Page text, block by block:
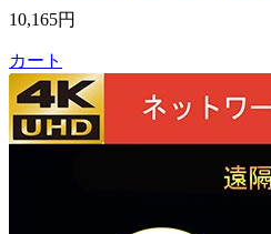
10,165円
カート